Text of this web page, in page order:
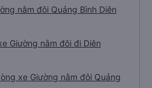
nằm đôi Quảng Bình Diên
Giường nằm đôi đi Diên
xe Giường nằm đôi Quảng